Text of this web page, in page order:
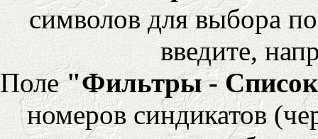
символов для выбора
введите,
Поле"Фильтры - Список
номеров синдикатов